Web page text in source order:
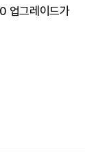
업그레이드가